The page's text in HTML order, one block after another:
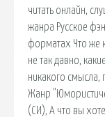
читать онлайн,
жанра Русское
форматах Что же
не так давно,
никакого смысла,
Жанр
(СИ), А что вы